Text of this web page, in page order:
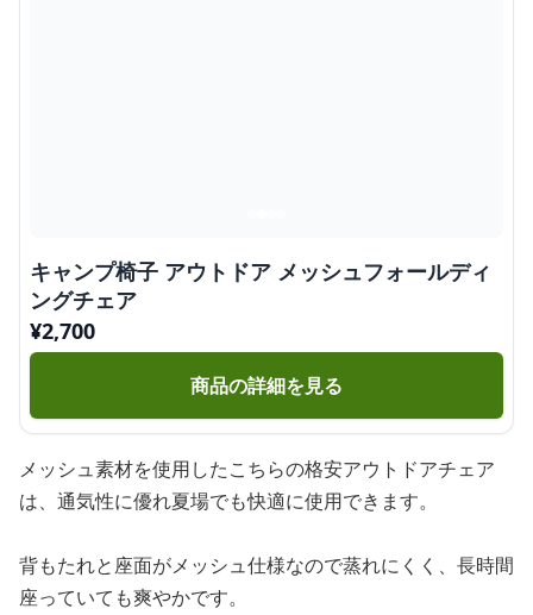
キャンプ椅子 アウトドア メッシュフォールディ
ングチェア
¥2,700
商品の詳細を見る
メッシュ素材を使用したこちらの格安アウトドアチェア
は、通気性に優れ夏場でも快適に使用できます。
背もたれと座面がメッシュ仕様なので蒸れにくく、長時間
座っていても爽やかです。